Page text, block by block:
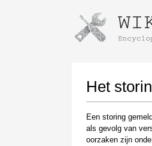
Het
Een storing
als gevolg van
oorzaken zijn
Instructions for